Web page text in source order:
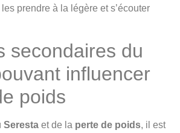
prendre à la légère et s’écouter
secondaires du
influencer
poids
Seresta et de la perte de poids, il est